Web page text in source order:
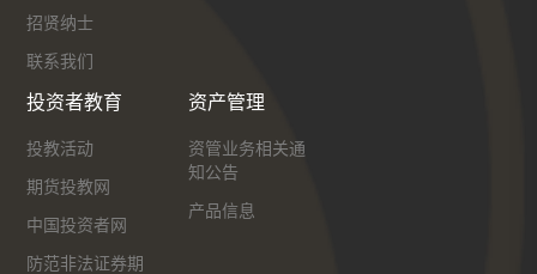
招贤纳士
联系我们
投资者教育
投教活动
期货投教网
中国投资者网
防范非法证券期
资产管理
资管业务相关通
知公告
产品信息